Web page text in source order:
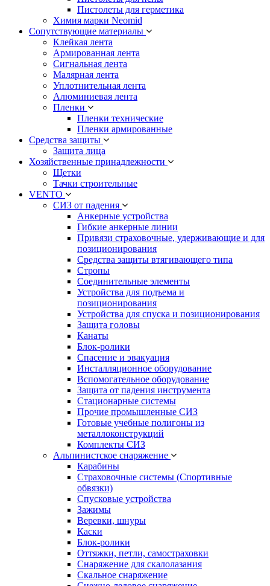
Пистолеты для герметика
Химия марки Neomid
Сопутствующие материалы
Клейкая лента
Армированная лента
Сигнальная лента
Малярная лента
Уплотнительная лента
Алюминиевая лента
Пленки
Пленки технические
Пленки армированные
Средства защиты
Защита лица
Хозяйственные принадлежности
Щетки
Тачки строительные
VENTO
СИЗ от падения
Анкерные устройства
Гибкие анкерные линии
Привязи страховочные, удерживающие и для
позиционирования
Средства защиты втягивающего типа
Стропы
Соединительные элементы
Устройства для подъема и
позиционирования
Устройства для спуска и позиционирования
Защита головы
Канаты
Блок-ролики
Спасение и эвакуация
Инсталляционное оборудование
Вспомогательное оборудование
Защита от падения инструмента
Стационарные системы
Прочие промышленные СИЗ
Готовые учебные полигоны из
металлоконструкций
Комплекты СИЗ
Альпинистское снаряжение
Карабины
Страховочные системы (Спортивные
обвязки)
Спусковые устройства
Зажимы
Веревки, шнуры
Каски
Блок-ролики
Оттяжки, петли, самостраховки
Снаряжение для скалолазания
Скальное снаряжение